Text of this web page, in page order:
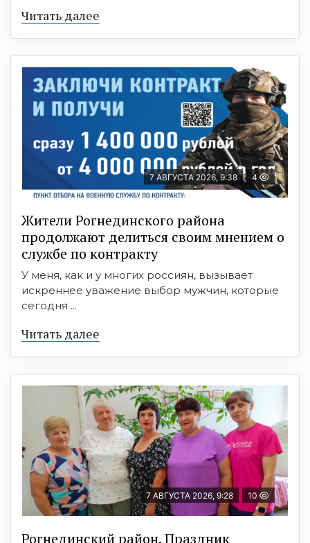
Читать далее
7 АВГУСТА 2026, 9:38 4
Жители Рогнединского района
продолжают делиться своим мнением о
службе по контракту
У меня, как и у многих россиян, вызывает
искреннее уважение выбор мужчин, которые
сегодня ...
Читать далее
7 АВГУСТА 2026, 9:28 10
Рогнединский район. Праздник